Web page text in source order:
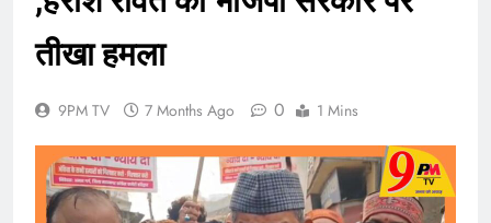
तीखा हमला
9PM TV 7 Months Ago 0 1 Mins